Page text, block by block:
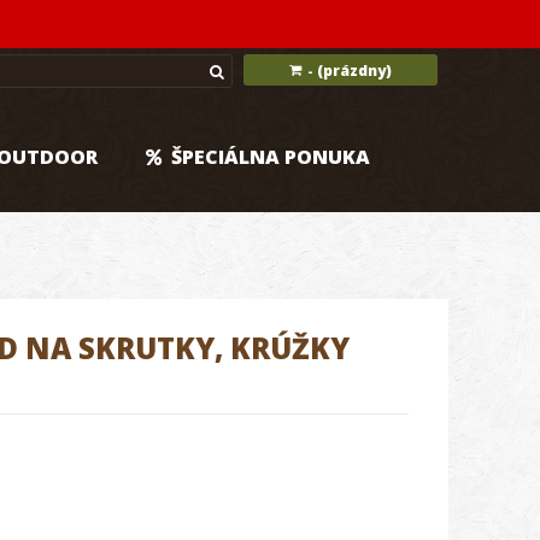
- (prázdny)
ŠPECIÁLNA PONUKA
NA SKRUTKY, KRÚŽKY